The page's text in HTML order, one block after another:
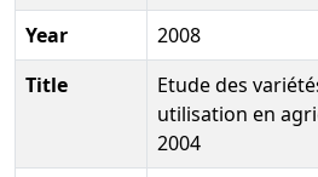
Year
2008
Title
Etude des
utilisation en
2004